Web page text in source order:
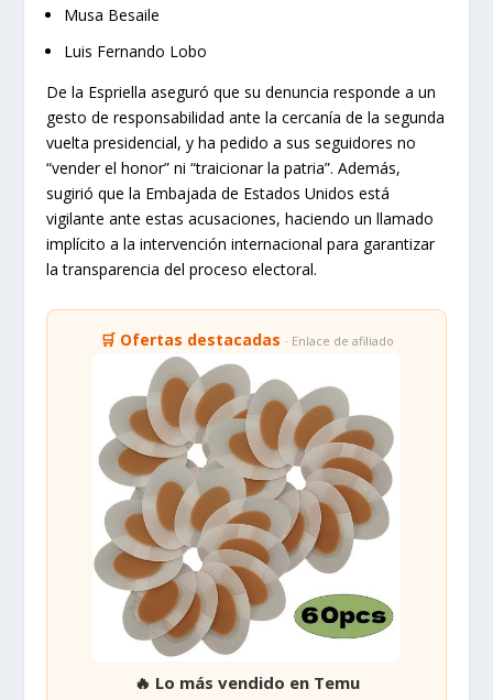
Musa Besaile
Luis Fernando Lobo
De la Espriella aseguró que su denuncia responde a un
gesto de responsabilidad ante la cercanía de la segunda
vuelta presidencial, y ha pedido a sus seguidores no
“vender el honor” ni “traicionar la patria”. Además,
sugirió que la Embajada de Estados Unidos está
vigilante ante estas acusaciones, haciendo un llamado
implícito a la intervención internacional para garantizar
la transparencia del proceso electoral.
🛒 Ofertas destacadas · Enlace de afiliado
🔥 Lo más vendido en Temu